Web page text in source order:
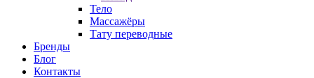
Тело
Массажёры
Тату переводные
Бренды
Блог
Контакты